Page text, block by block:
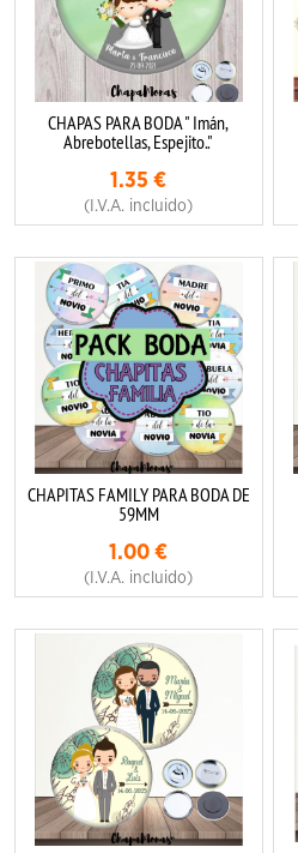
CHAPAS PARA BODA " Imán,
Abrebotellas, Espejito.."
1.35 €
(I.V.A. incluido)
CHAPITAS FAMILY PARA BODA DE
59MM
1.00 €
(I.V.A. incluido)